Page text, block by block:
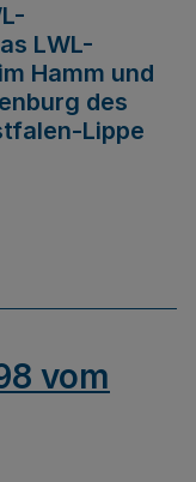
LWL-
Hamm und
des
Lippe
vom